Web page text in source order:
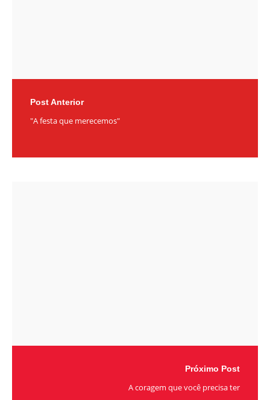
Post Anterior
"A festa que merecemos"
Próximo Post
A coragem que você precisa ter